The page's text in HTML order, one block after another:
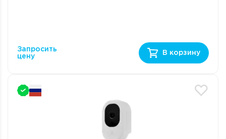
Запросить
цену
В корзину